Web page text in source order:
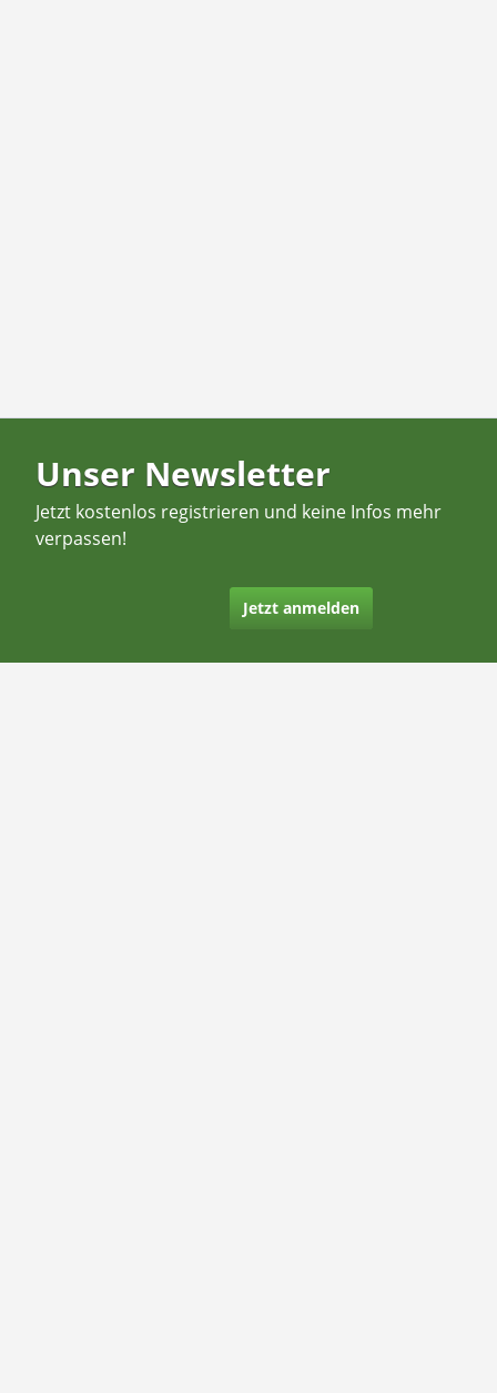
Unser Newsletter
Jetzt kostenlos registrieren und keine Infos mehr
verpassen!
Jetzt anmelden